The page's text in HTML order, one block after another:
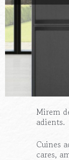
Mirem
adients.
Cuines
cares,